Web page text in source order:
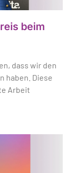
beim
dass wir den
haben. Diese
Arbeit